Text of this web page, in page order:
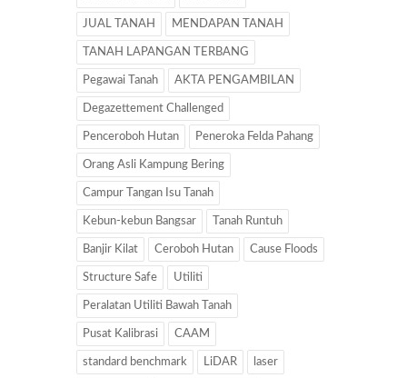
JUAL TANAH MENDAPAN TANAH
TANAH LAPANGAN TERBANG
Pegawai Tanah AKTA PENGAMBILAN
Degazettement Challenged
Penceroboh Hutan Peneroka Felda Pahang
Orang Asli Kampung Bering
Campur Tangan Isu Tanah
Kebun-kebun Bangsar Tanah Runtuh
Banjir Kilat Ceroboh Hutan Cause Floods
Structure Safe Utiliti
Peralatan Utiliti Bawah Tanah
Pusat Kalibrasi CAAM
standard benchmark LiDAR laser